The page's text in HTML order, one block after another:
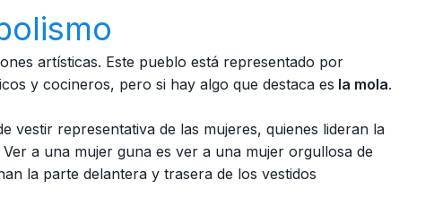
artísticas. Este pueblo está representado por
y cocineros, pero si hay algo que destaca es la mola.
vestir representativa de las mujeres, quienes lideran la
a una mujer guna es ver a una mujer orgullosa de
la parte delantera y trasera de los vestidos